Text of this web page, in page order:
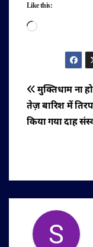
Like this:
Loading…
पोस्ट
नेविगेशन
मुक्तिधाम ना
तेज़ बारिश में
किया गया दाह